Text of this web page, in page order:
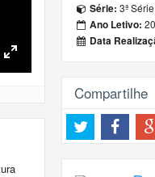
Fullscreen
Série: 3ª Série
Ano Letivo:
Data
Compartilhe